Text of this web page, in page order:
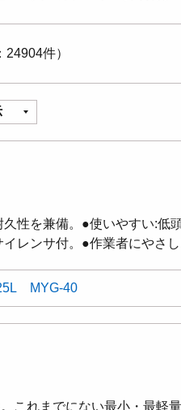
24904件
性を兼備。●使いやすい:低
レンサ付。●作業者にやさし
MYG-40
これまでにない最小・最軽